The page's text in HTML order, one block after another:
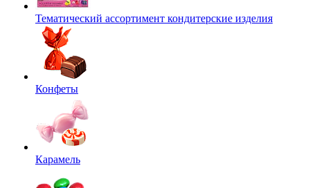
Тематический ассортимент кондитерские изделия
Конфеты
Карамель